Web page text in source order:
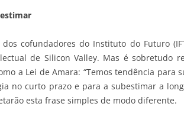
cofundadores do Instituto do Futuro
de Silicon Valley. Mas é sobretudo
a Lei de Amara: “Temos tendência para
no curto prazo e para a subestimar a
esta frase simples de modo diferente.